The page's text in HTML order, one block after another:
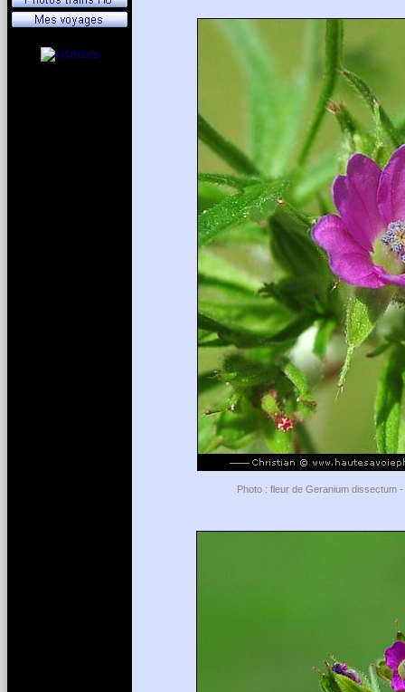
Photo : fleur de Geranium dissectum